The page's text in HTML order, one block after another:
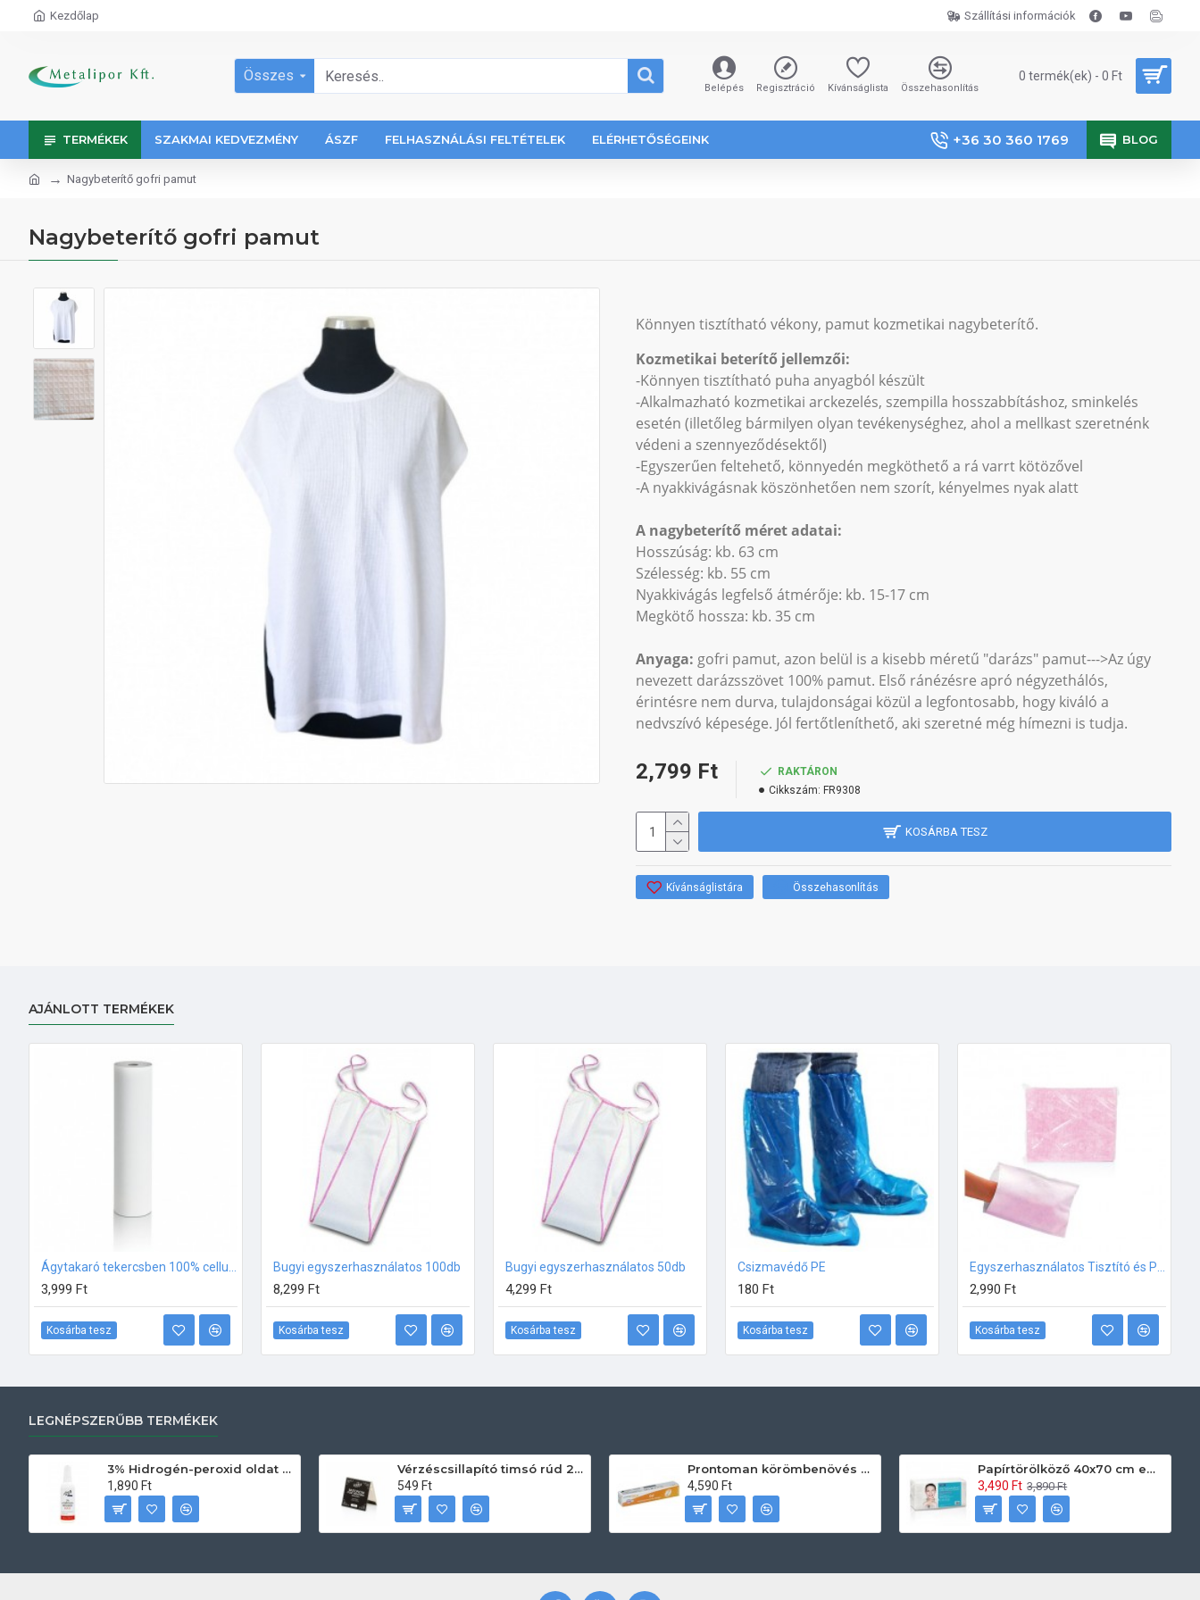
Kezdőlap Szállítási információk
Összes
Belépés Regisztráció Kívánságlista Összehasonlítás
0 termék(ek) - 0 Ft
TERMÉKEK SZAKMAI KEDVEZMÉNY ÁSZF FELHASZNÁLÁSI FELTÉTELEK ELÉRHETŐSÉGEINK +36 30 360 1769 BLOG
Nagybeterítő gofri pamut
Nagybeterítő gofri pamut
Könnyen tisztítható vékony, pamut kozmetikai nagybeterítő.
Kozmetikai beterítő jellemzői:
-Könnyen tisztítható puha anyagból készült
-Alkalmazható kozmetikai arckezelés, szempilla hosszabbításhoz, sminkelés
esetén (illetőleg bármilyen olyan tevékenységhez, ahol a mellkast szeretnénk
védeni a szennyeződésektől)
-Egyszerűen feltehető, könnyedén megköthető a rá varrt kötözővel
-A nyakkivágásnak köszönhetően nem szorít, kényelmes nyak alatt
A nagybeterítő méret adatai:
Hosszúság: kb. 63 cm
Szélesség: kb. 55 cm
Nyakkivágás legfelső átmérője: kb. 15-17 cm
Megkötő hossza: kb. 35 cm
Anyaga: gofri pamut, azon belül is a kisebb méretű "darázs" pamut--->Az úgy
nevezett darázsszövet 100% pamut. Első ránézésre apró négyzethálós,
érintésre nem durva, tulajdonságai közül a legfontosabb, hogy kiváló a
nedvszívó képesége. Jól fertőtleníthető, aki szeretné még hímezni is tudja.
2,799 Ft
RAKTÁRON
Cikkszám: FR9308
KOSÁRBA TESZ
Kívánságlistára Összehasonlítás
AJÁNLOTT TERMÉKEK
3,999 Ft
Kosárba tesz
Bugyi egyszerhasználatos 100db
8,299 Ft
Kosárba tesz
Bugyi egyszerhasználatos 50db
4,299 Ft
Kosárba tesz
Csizmavédő PE
180 Ft
Kosárba tesz
2,990 Ft
Kosárba tesz
LEGNÉPSZERŰBB TERMÉKEK
3% Hidrogén-peroxid oldat (sebfertőtlenítő) 100ml
1,890 Ft
Vérzéscsillapító timsó rúd 20db
549 Ft
Prontoman körömbenövés kezelő gél tamponáláshoz 20 ml
4,590 Ft
Papírtörölköző 40x70 cm egyszerhasználatos 60db/csomag
3,490 Ft 3,890 Ft